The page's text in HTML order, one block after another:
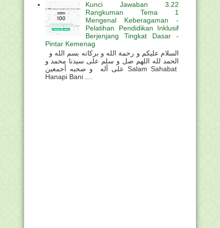
Kunci Jawaban 3.22
Rangkuman Tema 1
Mengenal Keberagaman -
Pelatihan Pendidikan Inklusif
Berjenjang Tingkat Dasar -
Pintar Kemenag
الحمد لله اللهم صل و سلم على سيدنا محمد و
على أله و صحبه أجمعين Salam Sahabat
Hanapi Bani ....